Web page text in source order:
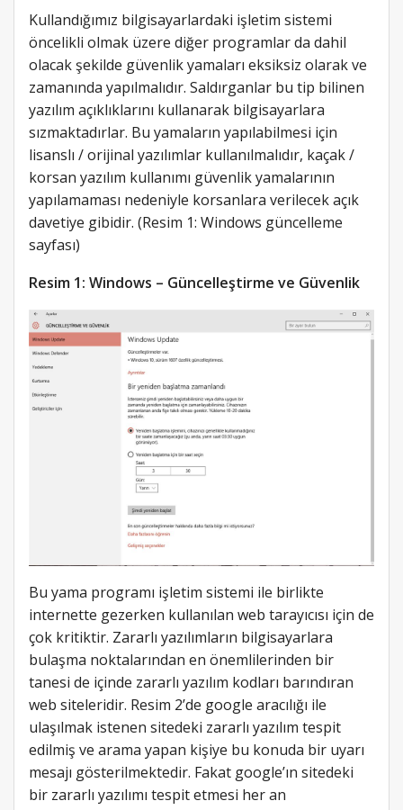
Kullandığımız bilgisayarlardaki işletim sistemi
öncelikli olmak üzere diğer programlar da dahil
olacak şekilde güvenlik yamaları eksiksiz olarak ve
zamanında yapılmalıdır. Saldırganlar bu tip bilinen
yazılım açıklıklarını kullanarak bilgisayarlara
sızmaktadırlar. Bu yamaların yapılabilmesi için
lisanslı / orijinal yazılımlar kullanılmalıdır, kaçak /
korsan yazılım kullanımı güvenlik yamalarının
yapılamaması nedeniyle korsanlara verilecek açık
davetiye gibidir. (Resim 1: Windows güncelleme
sayfası)
Resim 1: Windows – Güncelleştirme ve Güvenlik
Bu yama programı işletim sistemi ile birlikte
internette gezerken kullanılan web tarayıcısı için de
çok kritiktir. Zararlı yazılımların bilgisayarlara
bulaşma noktalarından en önemlilerinden bir
tanesi de içinde zararlı yazılım kodları barındıran
web siteleridir. Resim 2’de google aracılığı ile
ulaşılmak istenen sitedeki zararlı yazılım tespit
edilmiş ve arama yapan kişiye bu konuda bir uyarı
mesajı gösterilmektedir. Fakat google’ın sitedeki
bir zararlı yazılımı tespit etmesi her an